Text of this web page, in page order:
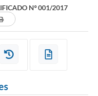
Nº 001/2017